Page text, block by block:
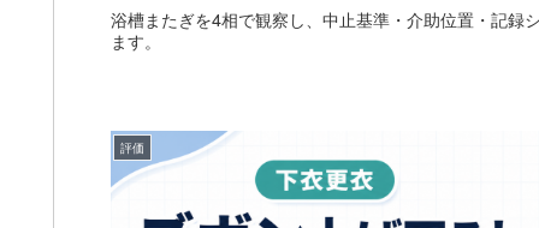
浴槽またぎを4相で観察し、中止基準・介助位置・記録
ます。
評価